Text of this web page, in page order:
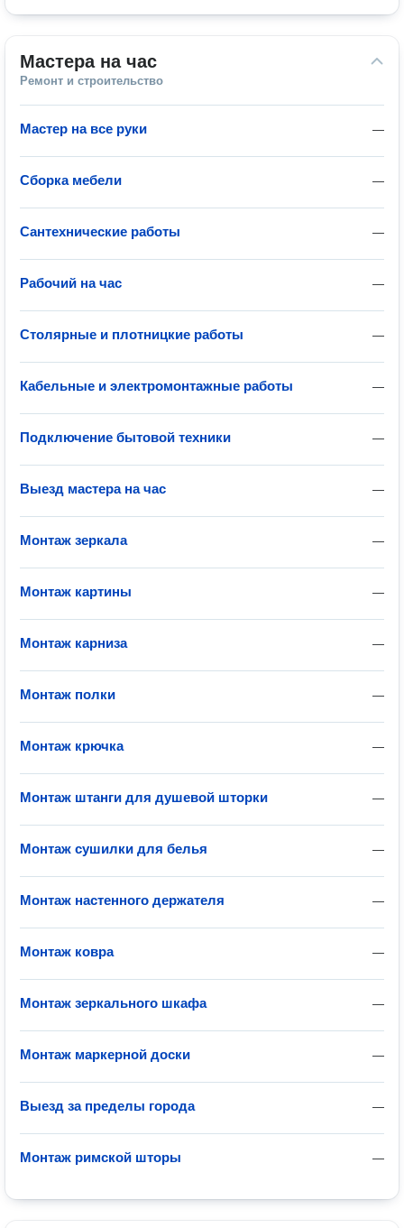
Мастера на час
Ремонт и строительство
—
Мастер на все руки
—
Сборка мебели
—
Сантехнические работы
—
Рабочий на час
—
Столярные и плотницкие работы
—
Кабельные и электромонтажные работы
—
Подключение бытовой техники
—
Выезд мастера на час
—
Монтаж зеркала
—
Монтаж картины
—
Монтаж карниза
—
Монтаж полки
—
Монтаж крючка
—
Монтаж штанги для душевой шторки
—
Монтаж сушилки для белья
—
Монтаж настенного держателя
—
Монтаж ковра
—
Монтаж зеркального шкафа
—
Монтаж маркерной доски
—
Выезд за пределы города
—
Монтаж римской шторы